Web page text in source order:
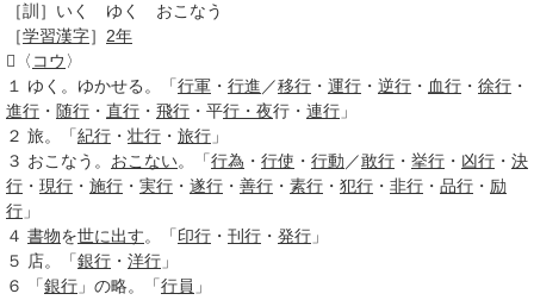
［訓］ いく ゆく おこなう
［学習漢字］ 2年
〈 コウ 〉
１
ゆく。ゆかせる。「行軍 ・ 行進 ／移行 ・ 運行 ・ 逆行 ・ 血行 ・ 徐行 ・
進行 ・ 随行 ・ 直行 ・ 飛行 ・平行・夜行・ 連行 」
２ 旅。「紀行 ・ 壮行 ・ 旅行 」
３ おこなう。 おこない。「行為 ・ 行使 ・ 行動 ／敢行 ・ 挙行 ・ 凶行 ・ 決
行 ・ 現行 ・ 施行 ・ 実行 ・ 遂行 ・ 善行 ・ 素行 ・ 犯行 ・ 非行 ・ 品行 ・ 励
行 」
４ 書物を世に出す。「印行 ・ 刊行 ・ 発行 」
５ 店。「銀行 ・ 洋行 」
６
「銀行 」の略。「行員 」